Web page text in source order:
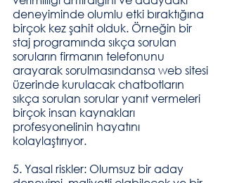
deneyiminde olumlu etki bıraktığına
birçok kez şahit olduk. Örneğin bir
staj programında sıkça sorulan
soruların firmanın telefonunu
arayarak sorulmasındansa web sitesi
üzerinde kurulacak chatbotların
sıkça sorulan sorular yanıt vermeleri
birçok insan kaynakları
profesyonelinin hayatını
kolaylaştırıyor.
5. Yasal riskler: Olumsuz bir aday